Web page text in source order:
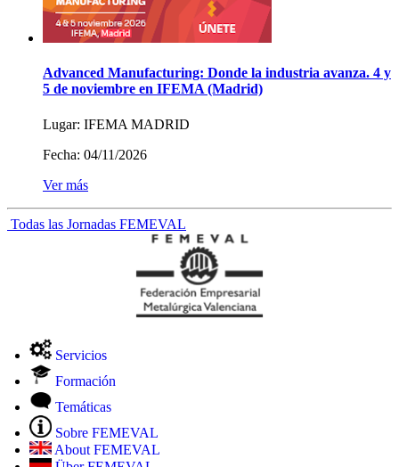
Advanced Manufacturing: Donde la industria avanza. 4 y
5 de noviembre en IFEMA (Madrid)
Lugar: IFEMA MADRID
Fecha: 04/11/2026
Ver más
Todas las Jornadas FEMEVAL
Servicios
Formación
Temáticas
Sobre FEMEVAL
About FEMEVAL